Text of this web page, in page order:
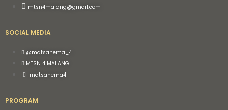
mtsn4malang@gmail.com
SOCIAL MEDIA
@matsanema_4
MTSN 4 MALANG
matsanema4
PROGRAM